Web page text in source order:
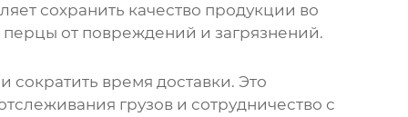
сохранить качество продукции во
от повреждений и загрязнений.
сократить время доставки. Это
грузов и сотрудничество с